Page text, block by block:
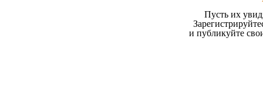
Пусть их
и публикуйте